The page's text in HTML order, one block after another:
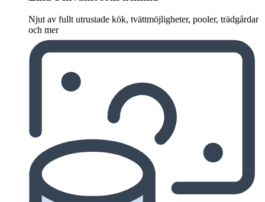
Njut av fullt utrustade kök, tvättmöjligheter, pooler, trädgårdar
och mer